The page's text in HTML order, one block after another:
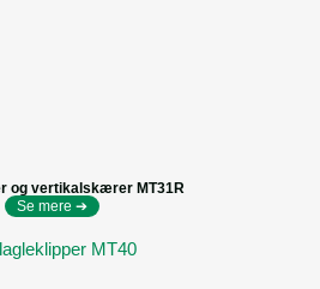
og vertikalskærer MT31R
Se mere ➔